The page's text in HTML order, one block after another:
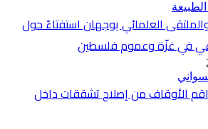
العلمائي يوجهان استفتاءً حول
في غزّة وعموم فلسطين
الأوقاف من إصلاح تشققات داخل